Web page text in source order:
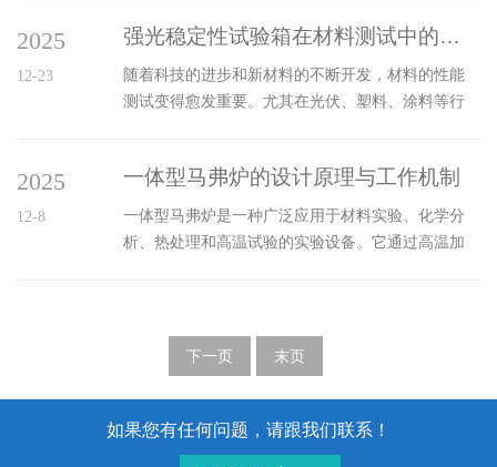
胞和微生物提供一个理想的生长环境，以支持各种
逐渐成为许多工业领域中的理想选择。本文将从其
工作原理、优势、应用以及未来发展方向等方面进
行深入探讨。一、什么是一体型马弗炉？一体型马
高效、均匀的加热，使得材料在热处理过程中能够
强光稳定性试验箱在材料测试中的应用
随着科技的进步和新材料的不断开发，材料的性能
测试变得愈发重要。尤其在光伏、塑料、涂料等行
备，能够模拟高强度的紫外线和可见光照射，为材
料的耐光性测试提供了可靠的实验环境。一、基本
结构强光稳定性试验箱主要由光源系统、温控系
从而评估材料的光稳定性。1、光源系统：光源...
2025
12-23
一体型马弗炉的设计原理与工作机制
一体型马弗炉是一种广泛应用于材料实验、化学分
析、热处理和高温试验的实验设备。它通过高温加
下是关于其设计原理与工作机制的详细阐述。一、
设计原理一体型马弗炉的核心设计原则是通过电阻
加热实现高温环境的精确控制。在设计过程中，主
要考虑以下几个方面：(1)加热元件的选择与布局加
热元件通常采用高温电阻丝或碳化硅、石英管等高
2025
12-8
下一页 末页
如果您有任何问题，请跟我们联系！